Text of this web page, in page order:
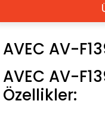
AVEC AV-
AVEC AV-
Özellikler: